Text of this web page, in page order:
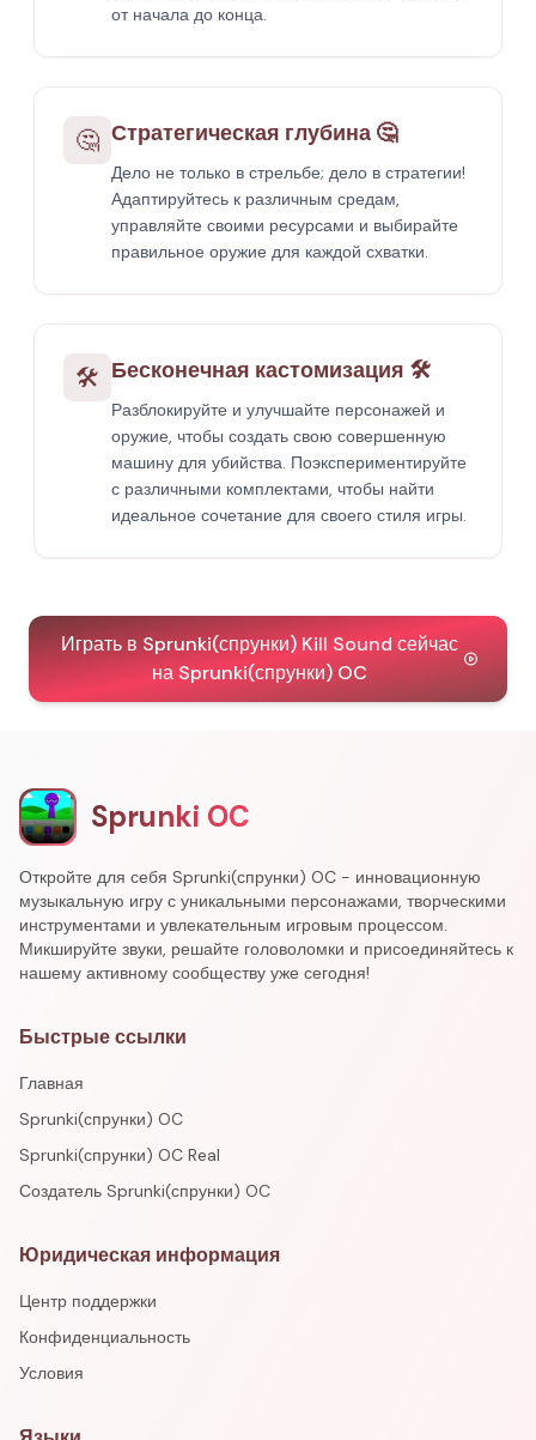
от начала до конца.
🤔 Стратегическая глубина 🤔
Дело не только в стрельбе; дело в стратегии!
Адаптируйтесь к различным средам,
управляйте своими ресурсами и выбирайте
правильное оружие для каждой схватки.
🛠️ Бесконечная кастомизация 🛠️
Разблокируйте и улучшайте персонажей и
оружие, чтобы создать свою совершенную
машину для убийства. Поэкспериментируйте
с различными комплектами, чтобы найти
идеальное сочетание для своего стиля игры.
Играть в Sprunki(спрунки) Kill Sound сейчас
на Sprunki(спрунки) OC
Sprunki OC
Откройте для себя Sprunki(спрунки) OC - инновационную
музыкальную игру с уникальными персонажами, творческими
инструментами и увлекательным игровым процессом.
Микшируйте звуки, решайте головоломки и присоединяйтесь к
нашему активному сообществу уже сегодня!
Быстрые ссылки
Главная
Sprunki(спрунки) OC
Sprunki(спрунки) OC Real
Создатель Sprunki(спрунки) OC
Юридическая информация
Центр поддержки
Конфиденциальность
Условия